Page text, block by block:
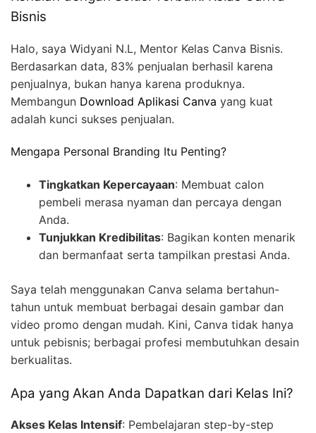
Bisnis
Halo, saya Widyani N.L, Mentor Kelas Canva Bisnis.
Berdasarkan data, 83% penjualan berhasil karena
penjualnya, bukan hanya karena produknya.
Membangun Download Aplikasi Canva yang kuat
adalah kunci sukses penjualan.
Mengapa Personal Branding Itu Penting?
Tingkatkan Kepercayaan: Membuat calon
pembeli merasa nyaman dan percaya dengan
Anda.
Tunjukkan Kredibilitas: Bagikan konten menarik
dan bermanfaat serta tampilkan prestasi Anda.
Saya telah menggunakan Canva selama bertahun-
tahun untuk membuat berbagai desain gambar dan
video promo dengan mudah. Kini, Canva tidak hanya
untuk pebisnis; berbagai profesi membutuhkan desain
berkualitas.
Apa yang Akan Anda Dapatkan dari Kelas Ini?
Akses Kelas Intensif: Pembelajaran step-by-step